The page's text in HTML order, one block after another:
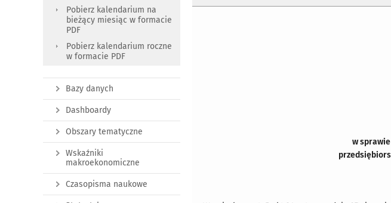
w
Pobierz kalendarium na
bieżący miesiąc w formacie
PDF
Pobierz kalendarium roczne
w formacie PDF
Bazy danych
Dashboardy
Obszary tematyczne
Wskaźniki
makroekonomiczne
Czasopisma naukowe